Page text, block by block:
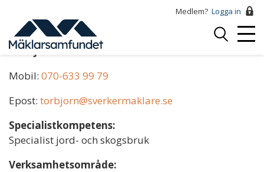
huvudinnehåll
Medlem? Logga in
Logga
Torbjörn Sverker
Mobil: 070-633 99 79
Epost: torbjorn@sverkermaklare.se
Specialistkompetens:
Specialist jord- och skogsbruk
Verksamhetsområde: